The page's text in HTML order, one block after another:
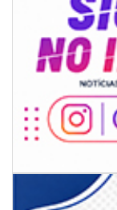
08/08/2026 | 07:00